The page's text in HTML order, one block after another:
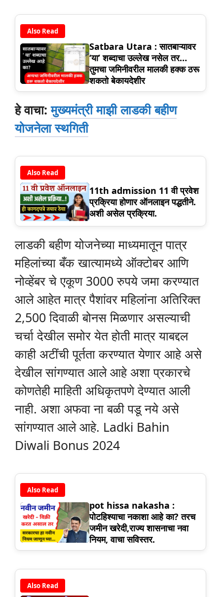
Also Read
Satbara Utara : सातबाऱ्यावर
‘या’ शब्दाचा उल्लेख नसेल तर…
तुमचा जमिनीवरील मालकी हक्क ठरू
शकतो बेकायदेशीर
हे वाचा:मुख्यमंत्री माझी लाडकी बहीण
योजनेला स्थगिती
Also Read
11th admission 11 वी प्रवेश
प्रक्रिया होणार ऑनलाइन पद्धतीने.
अशी असेल प्रक्रिया.
लाडकी बहीण योजनेच्या माध्यमातून पात्र
महिलांच्या बँक खात्यामध्ये ऑक्टोबर आणि
नोव्हेंबर चे एकूण 3000 रुपये जमा करण्यात
आले आहेत मात्र पैशांवर महिलांना अतिरिक्त
2,500 दिवाळी बोनस मिळणार असल्याची
चर्चा देखील समोर येत होती मात्र याबद्दल
काही अटींची पूर्तता करण्यात येणार आहे असे
देखील सांगण्यात आले आहे अशा प्रकारचे
कोणतेही माहिती अधिकृतपणे देण्यात आली
नाही. अशा अफवा ना बळी पडू नये असे
सांगण्यात आले आहे. Ladki Bahin
Diwali Bonus 2024
Also Read
pot hissa nakasha :
पोटहिश्याचा नकाशा आहे का? तरच
जमीन खरेदी,राज्य शासनाचा नवा
नियम, वाचा सविस्तर.
Also Read